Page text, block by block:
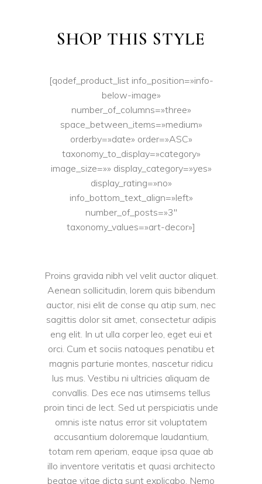
SHOP THIS STYLE
[qodef_product_list info_position=»info-
below-image»
number_of_columns=»three»
space_between_items=»medium»
orderby=»date» order=»ASC»
taxonomy_to_display=»category»
image_size=»» display_category=»yes»
display_rating=»no»
info_bottom_text_align=»left»
number_of_posts=»3″
taxonomy_values=»art-decor»]
Proins gravida nibh vel velit auctor aliquet.
Aenean sollicitudin, lorem quis bibendum
auctor, nisi elit de conse qu atip sum, nec
sagittis dolor sit amet, consectetur adipis
eng elit. In ut ulla corper leo, eget eui et
orci. Cum et sociis natoques penatibu et
magnis parturie montes, nascetur ridicu
lus mus. Vestibu ni ultricies aliquam de
convallis. Des ece nas utimsems tellus
proin tinci de lect. Sed ut perspiciatis unde
omnis iste natus error sit voluptatem
accusantium doloremque laudantium,
totam rem aperiam, eaque ipsa quae ab
illo inventore veritatis et quasi architecto
beatae vitae dicta sunt explicabo. Nemo